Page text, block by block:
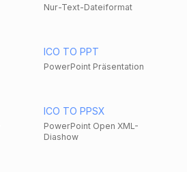
Nur-Text-Dateiformat
ICO TO PPT
PowerPoint Präsentation
ICO TO PPSX
PowerPoint Open XML-
Diashow